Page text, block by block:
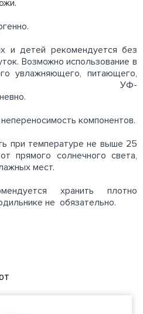
и детей рекомендуется без
Возможно использование в
увлажняющего, питающего,
УФ-
компонентов.
при температуре не выше 25
прямого солнечного света,
мест.
хранить плотно
не обязательно.